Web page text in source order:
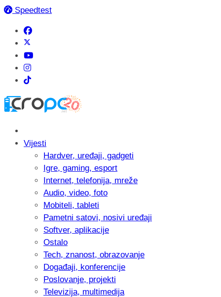
Speedtest
Vijesti
Hardver, uređaji, gadgeti
Igre, gaming, esport
Internet, telefonija, mreže
Audio, video, foto
Mobiteli, tableti
Pametni satovi, nosivi uređaji
Softver, aplikacije
Ostalo
Tech, znanost, obrazovanje
Događaji, konferencije
Poslovanje, projekti
Televizija, multimedija